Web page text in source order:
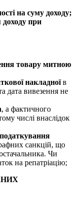
на суму доходу;
при
товару митною
накладноїв
дата вивезення не
, а фактичного
числі внаслідок
санкцій, що
Чи
на репатріацію;